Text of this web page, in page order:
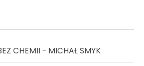
CHEMII - MICHAŁ SMYK